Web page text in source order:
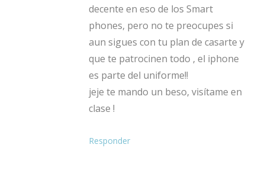
decente en eso de los Smart
phones, pero no te preocupes si
aun sigues con tu plan de casarte y
que te patrocinen todo , el iphone
es parte del uniforme!!
jeje te mando un beso, visítame en
clase !
Responder